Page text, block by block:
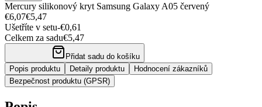
Mercury silikonový kryt Samsung Galaxy A05 červený
€6,07€5,47
Ušetříte v setu-€0,61
Celkem za sadu€5,47
Přidat sadu do košíku
Popis produktu
Detaily produktu
Hodnocení zákazníků
Bezpečnost produktu (GPSR)